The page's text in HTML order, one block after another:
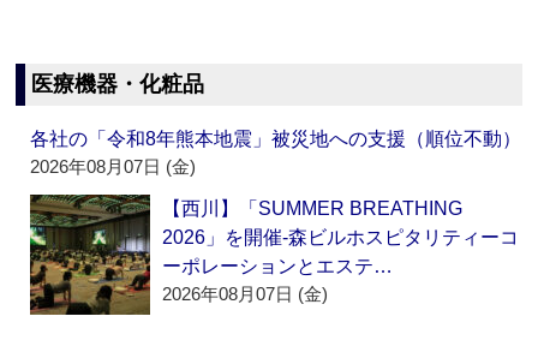
医療機器・化粧品
各社の「令和8年熊本地震」被災地への支援（順位不動）
2026年08月07日 (金)
【西川】「SUMMER BREATHING
2026」を開催‐森ビルホスピタリティーコ
ーポレーションとエステ…
2026年08月07日 (金)